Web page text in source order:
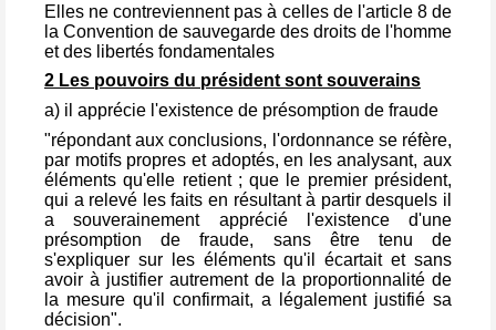
Elles ne contreviennent pas à celles de l'article 8 de
la Convention de sauvegarde des droits de l'homme
et des libertés fondamentales
2 Les pouvoirs du président sont souverains
a) il apprécie l'existence de présomption de fraude
"répondant aux conclusions, l'ordonnance se réfère,
par motifs propres et adoptés, en les analysant, aux
éléments qu'elle retient ; que le premier président,
qui a relevé les faits en résultant à partir desquels il
asouverainementapprécié l'existence d'une
présomption de fraude, sans être tenu de
s'expliquer sur les éléments qu'il écartait et sans
avoir à justifier autrement de la proportionnalité de
la mesure qu'il confirmait, a légalement justifié sa
décision".